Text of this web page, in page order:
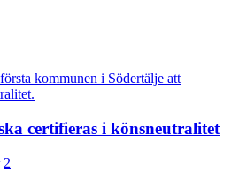
certifieras i könsneutralitet
2